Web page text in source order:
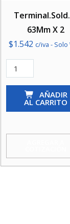
63Mm X 2
$1.542 c/iva - Solo
Terminal.Sold.Hi
63Mm
AÑADIR
AL CARRITO